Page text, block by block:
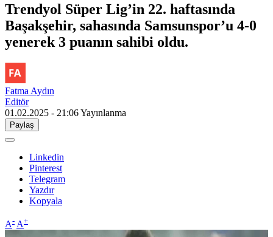
Trendyol Süper Lig’in 22. haftasında
Başakşehir, sahasında Samsunspor’u 4-0
yenerek 3 puanın sahibi oldu.
Fatma Aydın
Editör
01.02.2025 - 21:06Yayınlanma
Paylaş
Linkedin
Pinterest
Telegram
Yazdır
Kopyala
A- A+